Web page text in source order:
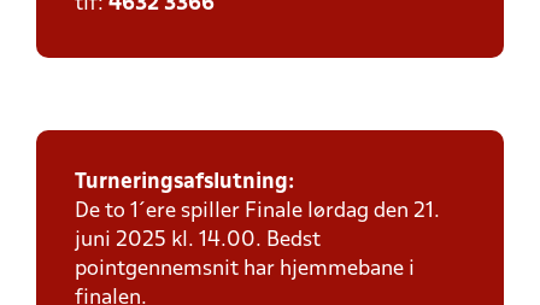
tlf: 4632 3366
Turneringsafslutning:
De to 1´ere spiller Finale lørdag den 21.
juni 2025 kl. 14.00. Bedst
pointgennemsnit har hjemmebane i
finalen.